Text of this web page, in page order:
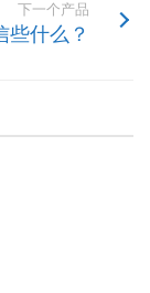
下一个产品
些什么？